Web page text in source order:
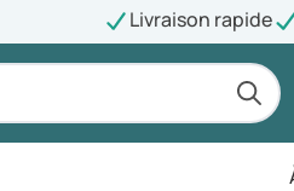
Livraison rapide